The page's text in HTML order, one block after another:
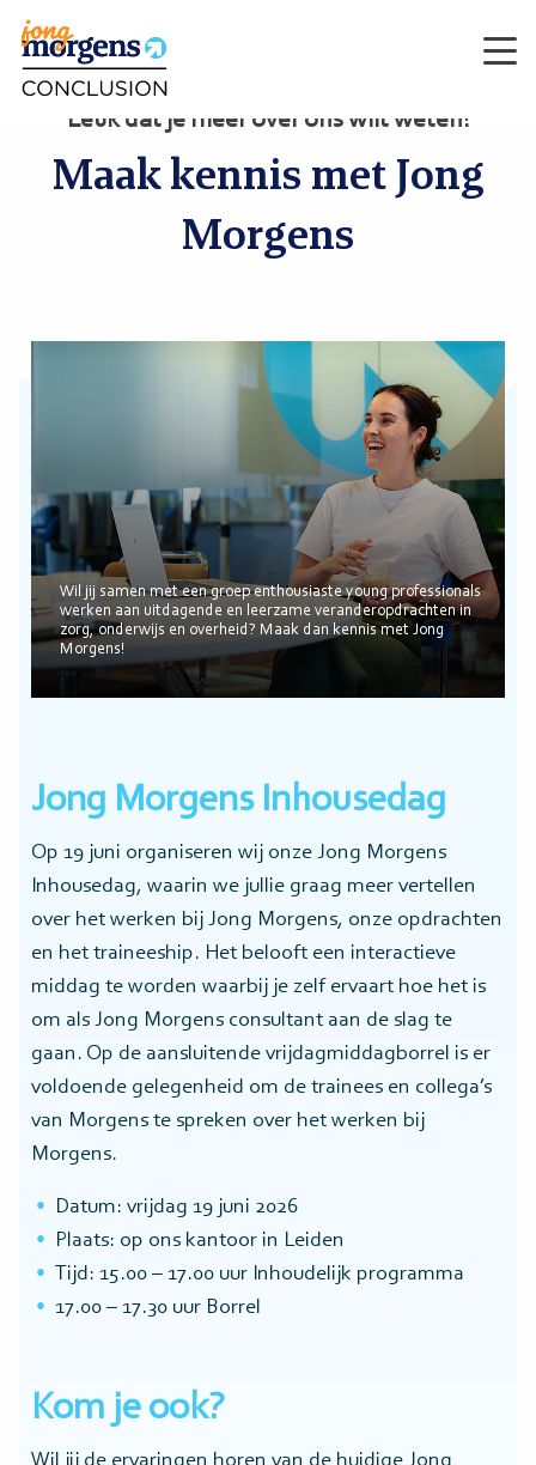
Leuk dat je meer over ons wilt weten!
Maak kennis met Jong
Morgens
Wil jij samen met een groep enthousiaste young professionals
werken aan uitdagende en leerzame veranderopdrachten in
zorg, onderwijs en overheid? Maak dan kennis met Jong
Morgens!
Jong Morgens Inhousedag
Op 19 juni organiseren wij onze Jong Morgens
Inhousedag, waarin we jullie graag meer vertellen
over het werken bij Jong Morgens, onze opdrachten
en het traineeship. Het belooft een interactieve
middag te worden waarbij je zelf ervaart hoe het is
om als Jong Morgens consultant aan de slag te
gaan. Op de aansluitende vrijdagmiddagborrel is er
voldoende gelegenheid om de trainees en collega’s
van Morgens te spreken over het werken bij
Morgens.
Datum: vrijdag 19 juni 2026
Plaats: op ons kantoor in Leiden
Tijd: 15.00 – 17.00 uur Inhoudelijk programma
17.00 – 17.30 uur Borrel
Kom je ook?